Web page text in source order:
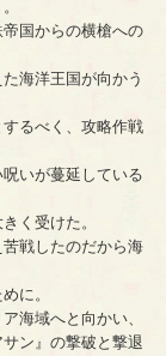
国からの横槍への
海洋王国が向かう
るべく、攻略作戦
いが蔓延している
く受けた。
戦したのだから海
に。
海域へと向かい、
ン』の撃破と撃退